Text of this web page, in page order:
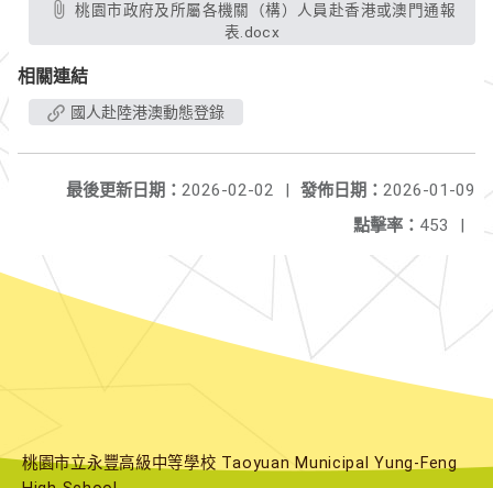
桃園市政府及所屬各機關（構）人員赴香港或澳門通報
表.docx
相關連結
國人赴陸港澳動態登錄
發佈日期： 2026-01-09
最後更新日期： 2026-02-02
|
點擊率： 453 |
桃園市立永豐高級中等學校 Taoyuan Municipal Yung-Feng